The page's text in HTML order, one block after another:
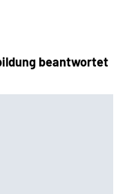
beantwortet